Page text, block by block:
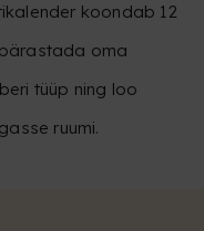
koondab 12
oma
tüüp ning loo
ruumi.